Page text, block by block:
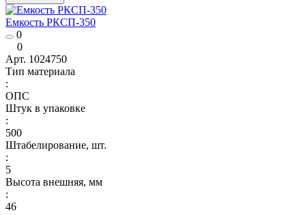
Емкость РКСП-350
0
0
Арт. 1024750
Тип материала
:
ОПС
Штук в упаковке
:
500
Штабелирование, шт.
:
5
Высота внешняя, мм
:
46